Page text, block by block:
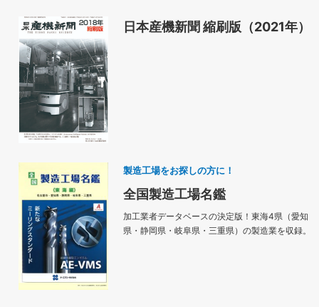
日本産機新聞 縮刷版（2021年）
製造工場をお探しの方に！
全国製造工場名鑑
加工業者データベースの決定版！東海4県（愛知
県・静岡県・岐阜県・三重県）の製造業を収録。